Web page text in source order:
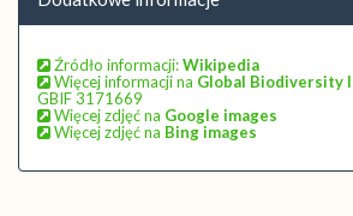
Źródło informacji:Wikipedia
Więcej informacji na Global Biodiversity
GBIF 3171669
Więcej zdjęć na Google images
Więcej zdjęć na Bing images